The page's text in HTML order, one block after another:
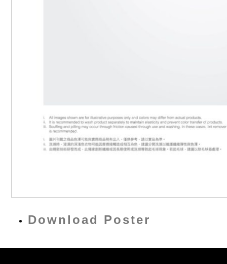
Download Poster